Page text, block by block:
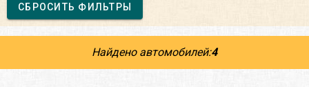
СБРОСИТЬ ФИЛЬТРЫ
Найдено автомобилей:4